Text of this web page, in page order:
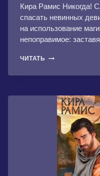
Кира Рамис Никогда!
спасать невинных
на использование
непоправимое:
ЧИТАТЬ НЕ
ТЫ